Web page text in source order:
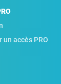
un accès PRO